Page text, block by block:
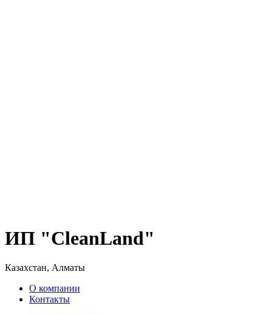
ИП "CleanLand"
Казахстан, Алматы
О компании
Контакты